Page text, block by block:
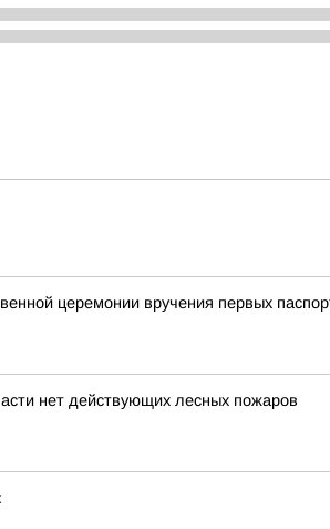
церемонии вручения первых
нет действующих лесных пожаров